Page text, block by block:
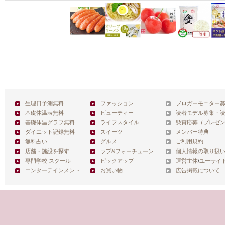
生理日予測無料
基礎体温表無料
基礎体温グラフ無料
ダイエット記録無料
無料占い
店舗・施設を探す
専門学校 スクール
エンターテインメント
ファッション
ビューティー
ライフスタイル
スイーツ
グルメ
ラブ&フォーチューン
ピックアップ
お買い物
ブロガーモニター
読者モデル募集・
懸賞応募（プレゼ
メンバー特典
ご利用規約
個人情報の取り扱
運営主体/ユーサイ
広告掲載について